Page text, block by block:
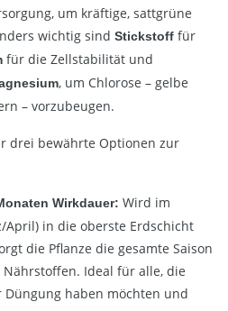
um kräftige, sattgrüne
wichtig sind Stickstoff für
für die Zellstabilität und
, um Chlorose – gelbe
– vorzubeugen.
drei bewährte Optionen zur
Wirkdauer: Wird im
April) in die oberste Erdschicht
die Pflanze die gesamte Saison
Ideal für alle, die
haben möchten und